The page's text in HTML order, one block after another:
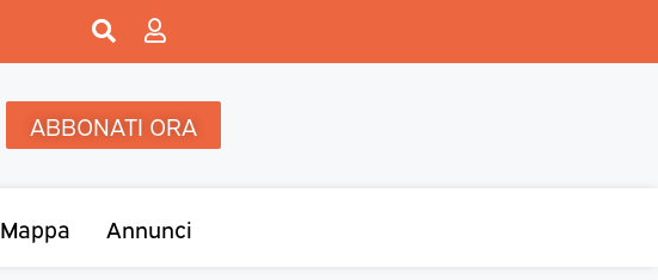
ABBONATI ORA
Mappa Annunci